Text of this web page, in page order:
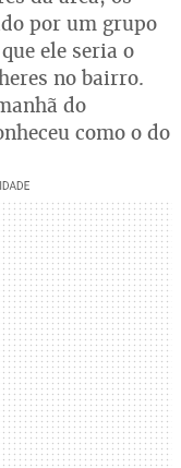
por um grupo
ele seria o
no bairro.
do
como o do